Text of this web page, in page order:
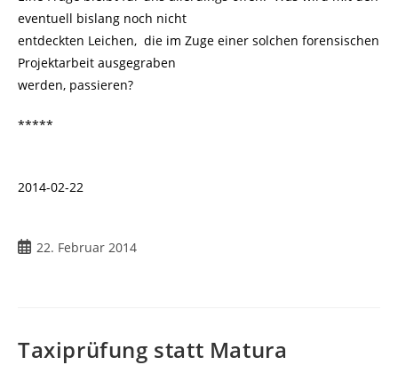
eventuell bislang noch nicht
entdeckten Leichen, die im Zuge einer solchen forensischen
Projektarbeit ausgegraben
werden, passieren?
*****
2014-02-22
Beitrag
22. Februar 2014
Taxiprüfung statt Matura